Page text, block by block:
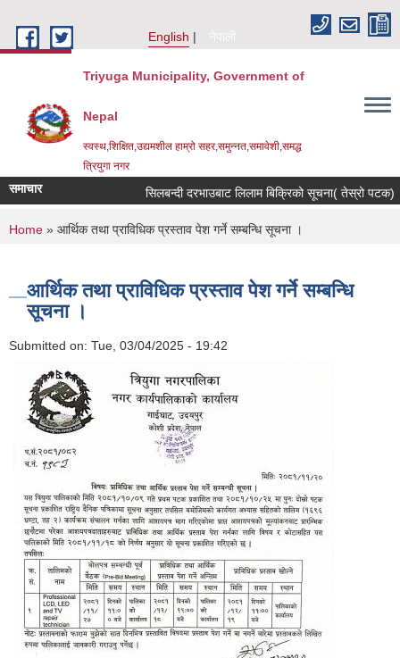
English
नेपाली
Triyuga Municipality, Government of
Nepal
स्वस्थ,शिक्षित,उद्यमशील हाम्रो सहर,समुन्नत,समावेशी,समद्ध
त्रियुगा नगर
समाचार सिलबन्दी दरभाउबाट लिलाम बिक्रिको सूचना( तेस्रो पटक) ।
You are here
Home » आर्थिक तथा प्राविधिक प्रस्ताव पेश गर्ने सम्बन्धि सूचना ।
आर्थिक तथा प्राविधिक प्रस्ताव पेश गर्ने सम्बन्धि
सूचना ।
Submitted on: Tue, 03/04/2025 - 19:42